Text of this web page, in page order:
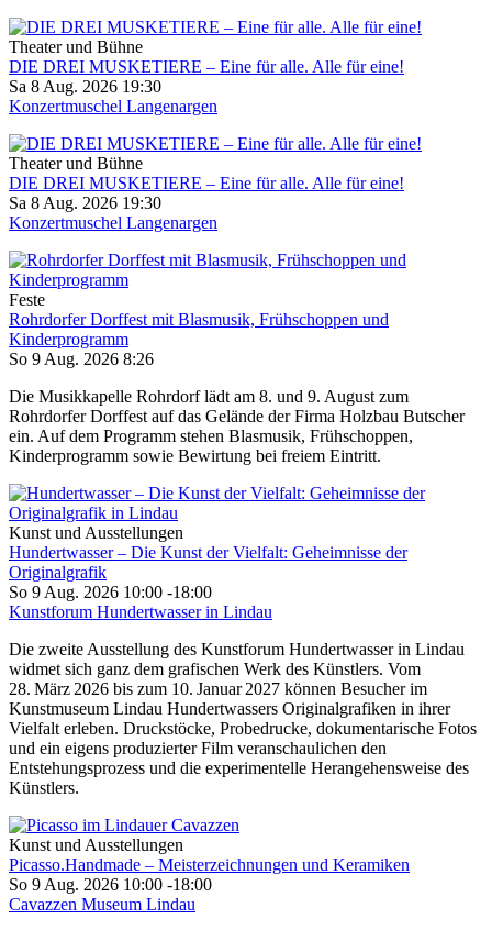
Theater und Bühne
DIE DREI MUSKETIERE – Eine für alle. Alle für eine!
Sa 8 Aug. 2026 19:30
Konzertmuschel Langenargen
Theater und Bühne
DIE DREI MUSKETIERE – Eine für alle. Alle für eine!
Sa 8 Aug. 2026 19:30
Konzertmuschel Langenargen
Feste
Rohrdorfer Dorffest mit Blasmusik, Frühschoppen und
Kinderprogramm
So 9 Aug. 2026 8:26
Die Musikkapelle Rohrdorf lädt am 8. und 9. August zum
Rohrdorfer Dorffest auf das Gelände der Firma Holzbau Butscher
ein. Auf dem Programm stehen Blasmusik, Frühschoppen,
Kinderprogramm sowie Bewirtung bei freiem Eintritt.
Kunst und Ausstellungen
Hundertwasser – Die Kunst der Vielfalt: Geheimnisse der
Originalgrafik
So 9 Aug. 2026 10:00 -18:00
Kunstforum Hundertwasser in Lindau
Die zweite Ausstellung des Kunstforum Hundertwasser in Lindau
widmet sich ganz dem grafischen Werk des Künstlers. Vom
28. März 2026 bis zum 10. Januar 2027 können Besucher im
Kunstmuseum Lindau Hundertwassers Originalgrafiken in ihrer
Vielfalt erleben. Druckstöcke, Probedrucke, dokumentarische Fotos
und ein eigens produzierter Film veranschaulichen den
Entstehungsprozess und die experimentelle Herangehensweise des
Künstlers.
Kunst und Ausstellungen
Picasso.Handmade – Meisterzeichnungen und Keramiken
So 9 Aug. 2026 10:00 -18:00
Cavazzen Museum Lindau